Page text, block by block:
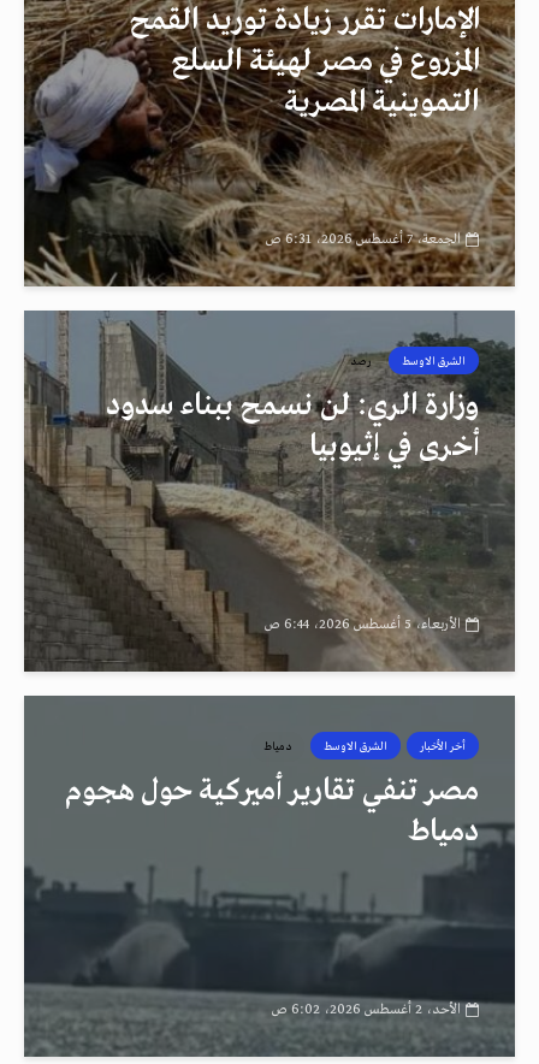
الإمارات تقرر زيادة توريد القمح
المزروع في مصر لهيئة السلع
التموينية المصرية
الجمعة، 7 أغسطس 2026، 6:31 ص
الشرق الاوسط رصد
وزارة الري: لن نسمح ببناء سدود
أخرى في إثيوبيا
الأربعاء، 5 أغسطس 2026، 6:44 ص
أخر الأخبار الشرق الاوسط دمياط
مصر تنفي تقارير أميركية حول هجوم
دمياط
الأحد، 2 أغسطس 2026، 6:02 ص